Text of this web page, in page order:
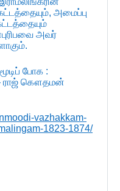
அமைப்பு
அவர்
போக :
– ராஜ் கௌதமன்
vazhakkam-
1823-1874/